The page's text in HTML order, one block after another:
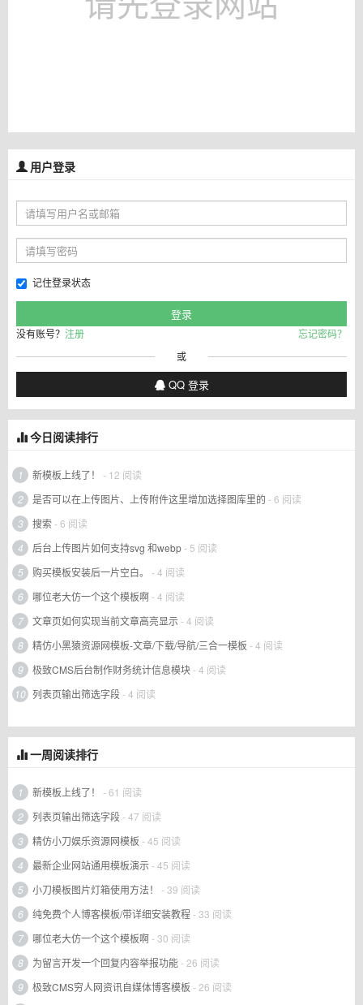
用户登录
记住登录状态
没有账号？ 注册
忘记密码？
或
QQ 登录
今日阅读排行
1 新模板上线了！
- 12 阅读
2
是否可以在上传图片、上传附件这里增加选择图库里的 - 6 阅读
3
搜索- 6 阅读
4
后台上传图片如何支持svg 和webp- 5 阅读
5
购买模板安装后一片空白。
- 4 阅读
6
哪位老大仿一个这个模板啊- 4 阅读
7
文章页如何实现当前文章高亮显示- 4 阅读
8
精仿小黑猿资源网模板-文章/下载/导航/三合一模板 - 4 阅读
9
极致CMS后台制作财务统计信息模块- 4 阅读
10 列表页输出筛选字段- 4 阅读
一周阅读排行
1 新模板上线了！
- 61 阅读
2
列表页输出筛选字段- 47 阅读
3
精仿小刀娱乐资源网模板 - 45 阅读
4
最新企业网站通用模板演示- 45 阅读
5
小刀模板图片灯箱使用方法！
- 39 阅读
6
纯免费个人博客模板/带详细安装教程- 33 阅读
7
哪位老大仿一个这个模板啊- 30 阅读
8
为留言开发一个回复内容举报功能- 26 阅读
9
极致CMS穷人网资讯自媒体博客模板 - 26 阅读